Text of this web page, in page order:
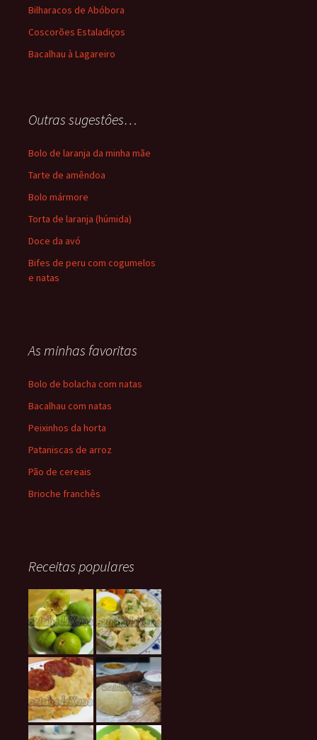
Bilharacos de Abóbora
Coscorões Estaladiços
Bacalhau à Lagareiro
Outras sugestôes…
Bolo de laranja da minha mãe
Tarte de amêndoa
Bolo mármore
Torta de laranja (húmida)
Doce da avó
Bifes de peru com cogumelos
e natas
As minhas favoritas
Bolo de bolacha com natas
Bacalhau com natas
Peixinhos da horta
Pataniscas de arroz
Pão de cereais
Brioche franchês
Receitas populares